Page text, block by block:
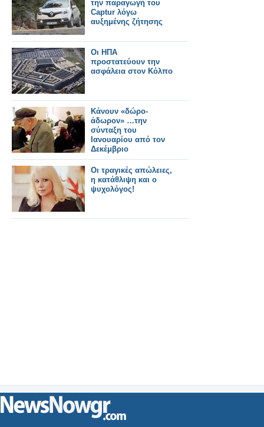
την παραγωγή του
Captur λόγω
αυξημένης ζήτησης
Οι ΗΠΑ
προστατεύουν την
ασφάλεια στον Κόλπο
Κάνουν «δώρο-
άδωρον» …την
σύνταξη του
Ιανουαρίου από τον
Δεκέμβριο
Οι τραγικές απώλειες,
η κατάθλιψη και ο
ψυχολόγος!